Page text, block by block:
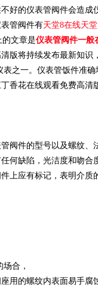
不好的仪表管阀件会造
表管阀件有天堂8在线天
文章是仪表管阀件一般
清版将持续发布最新知识
一。仪表管饭件准
香花在线观看免费高清
的型号以及螺纹、法
有任何缺陷，光洁度
件上应有标记，表明
，
阀座用的螺纹内表面易手